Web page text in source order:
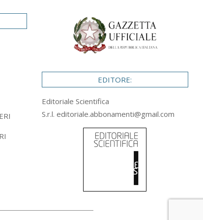
EDITORE:
Editoriale Scientifica
S.r.l. editoriale.abbonamenti@gmail.com